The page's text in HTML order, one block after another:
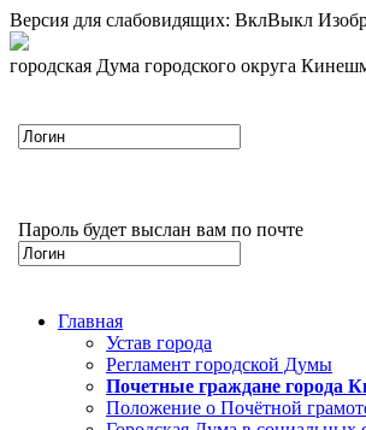
Версия для слабовидящих: ВклВыкл
городская Дума городского округа
Пароль будет выслан вам по почте
Главная
Устав города
Регламент городской Думы
Почетные граждане города
Положение о Почётной